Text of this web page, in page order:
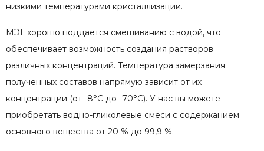
низкими температурами кристаллизации.
МЭГ хорошо поддается смешиванию с водой, что
обеспечивает возможность создания растворов
различных концентраций. Температура замерзания
полученных составов напрямую зависит от их
концентрации (от -8°С до -70°С). У нас вы можете
приобретать водно-гликолевые смеси с содержанием
основного вещества от 20 % до 99,9 %.